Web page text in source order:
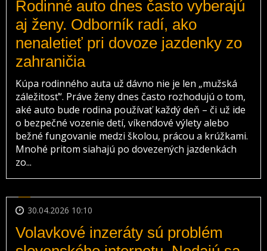
Rodinné auto dnes často vyberajú
aj ženy. Odborník radí, ako
nenaletieť pri dovoze jazdenky zo
zahraničia
Kúpa rodinného auta už dávno nie je len „mužská
záležitosť“. Práve ženy dnes často rozhodujú o tom,
aké auto bude rodina používať každý deň – či už ide
o bezpečné vozenie detí, víkendové výlety alebo
bežné fungovanie medzi školou, prácou a krúžkami.
Mnohé pritom siahajú po dovezených jazdenkách
zo...
30.04.2026 10:10
Volavkové inzeráty sú problém